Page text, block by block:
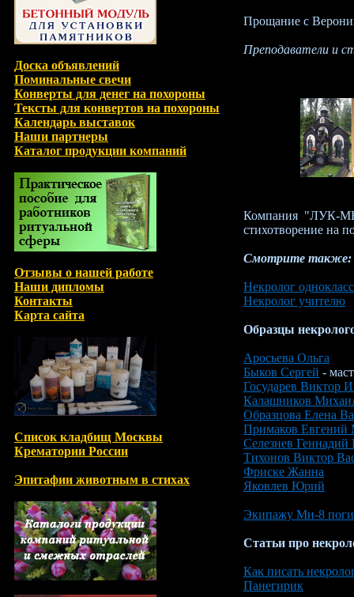
Доска объявлений
Поминальные свечи
Конверты для денег на похороны
Тексты для конвертов на похороны
Календарь выставок
Наши партнеры
Каталог продукции компаний
Отзывы о нашей работе
Наши дипломы
Контакты
Карта сайта
Список кладбищ Москвы
Крематории России
Эпитафии животным в стихах
Прощание с
Преподаватели и
Компания "ЛУК-
стихотворение на
Смотрите также:
Некролог
Некролог учителю
Образцы
Аросьева Ольга
Быков Сергей -
Государев Виктор
Калашников
Образцова Елена
Примаков Евгений
Селезнев Геннадий
Тихонов Виктор
Фриске Жанна
Яковлев Юрий
Экипажу Ми-8
Статьи про
Как писать
Панегирик